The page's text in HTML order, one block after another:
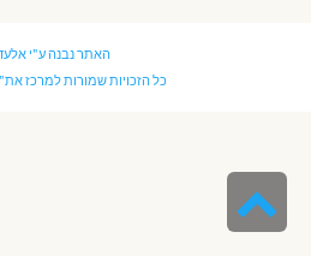
האתר נבנה ע"י
כל הזכויות שמורות למרכז
לראש